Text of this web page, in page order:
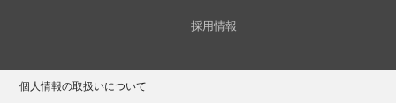
採用情報
個人情報の取扱いについて